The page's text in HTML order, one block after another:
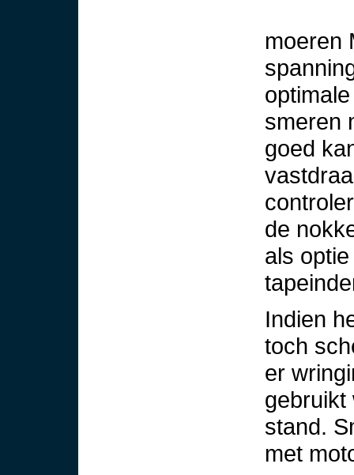
moeren
smeren
goed
de
als
Indien
toch
er
gebruikt
stand.
met